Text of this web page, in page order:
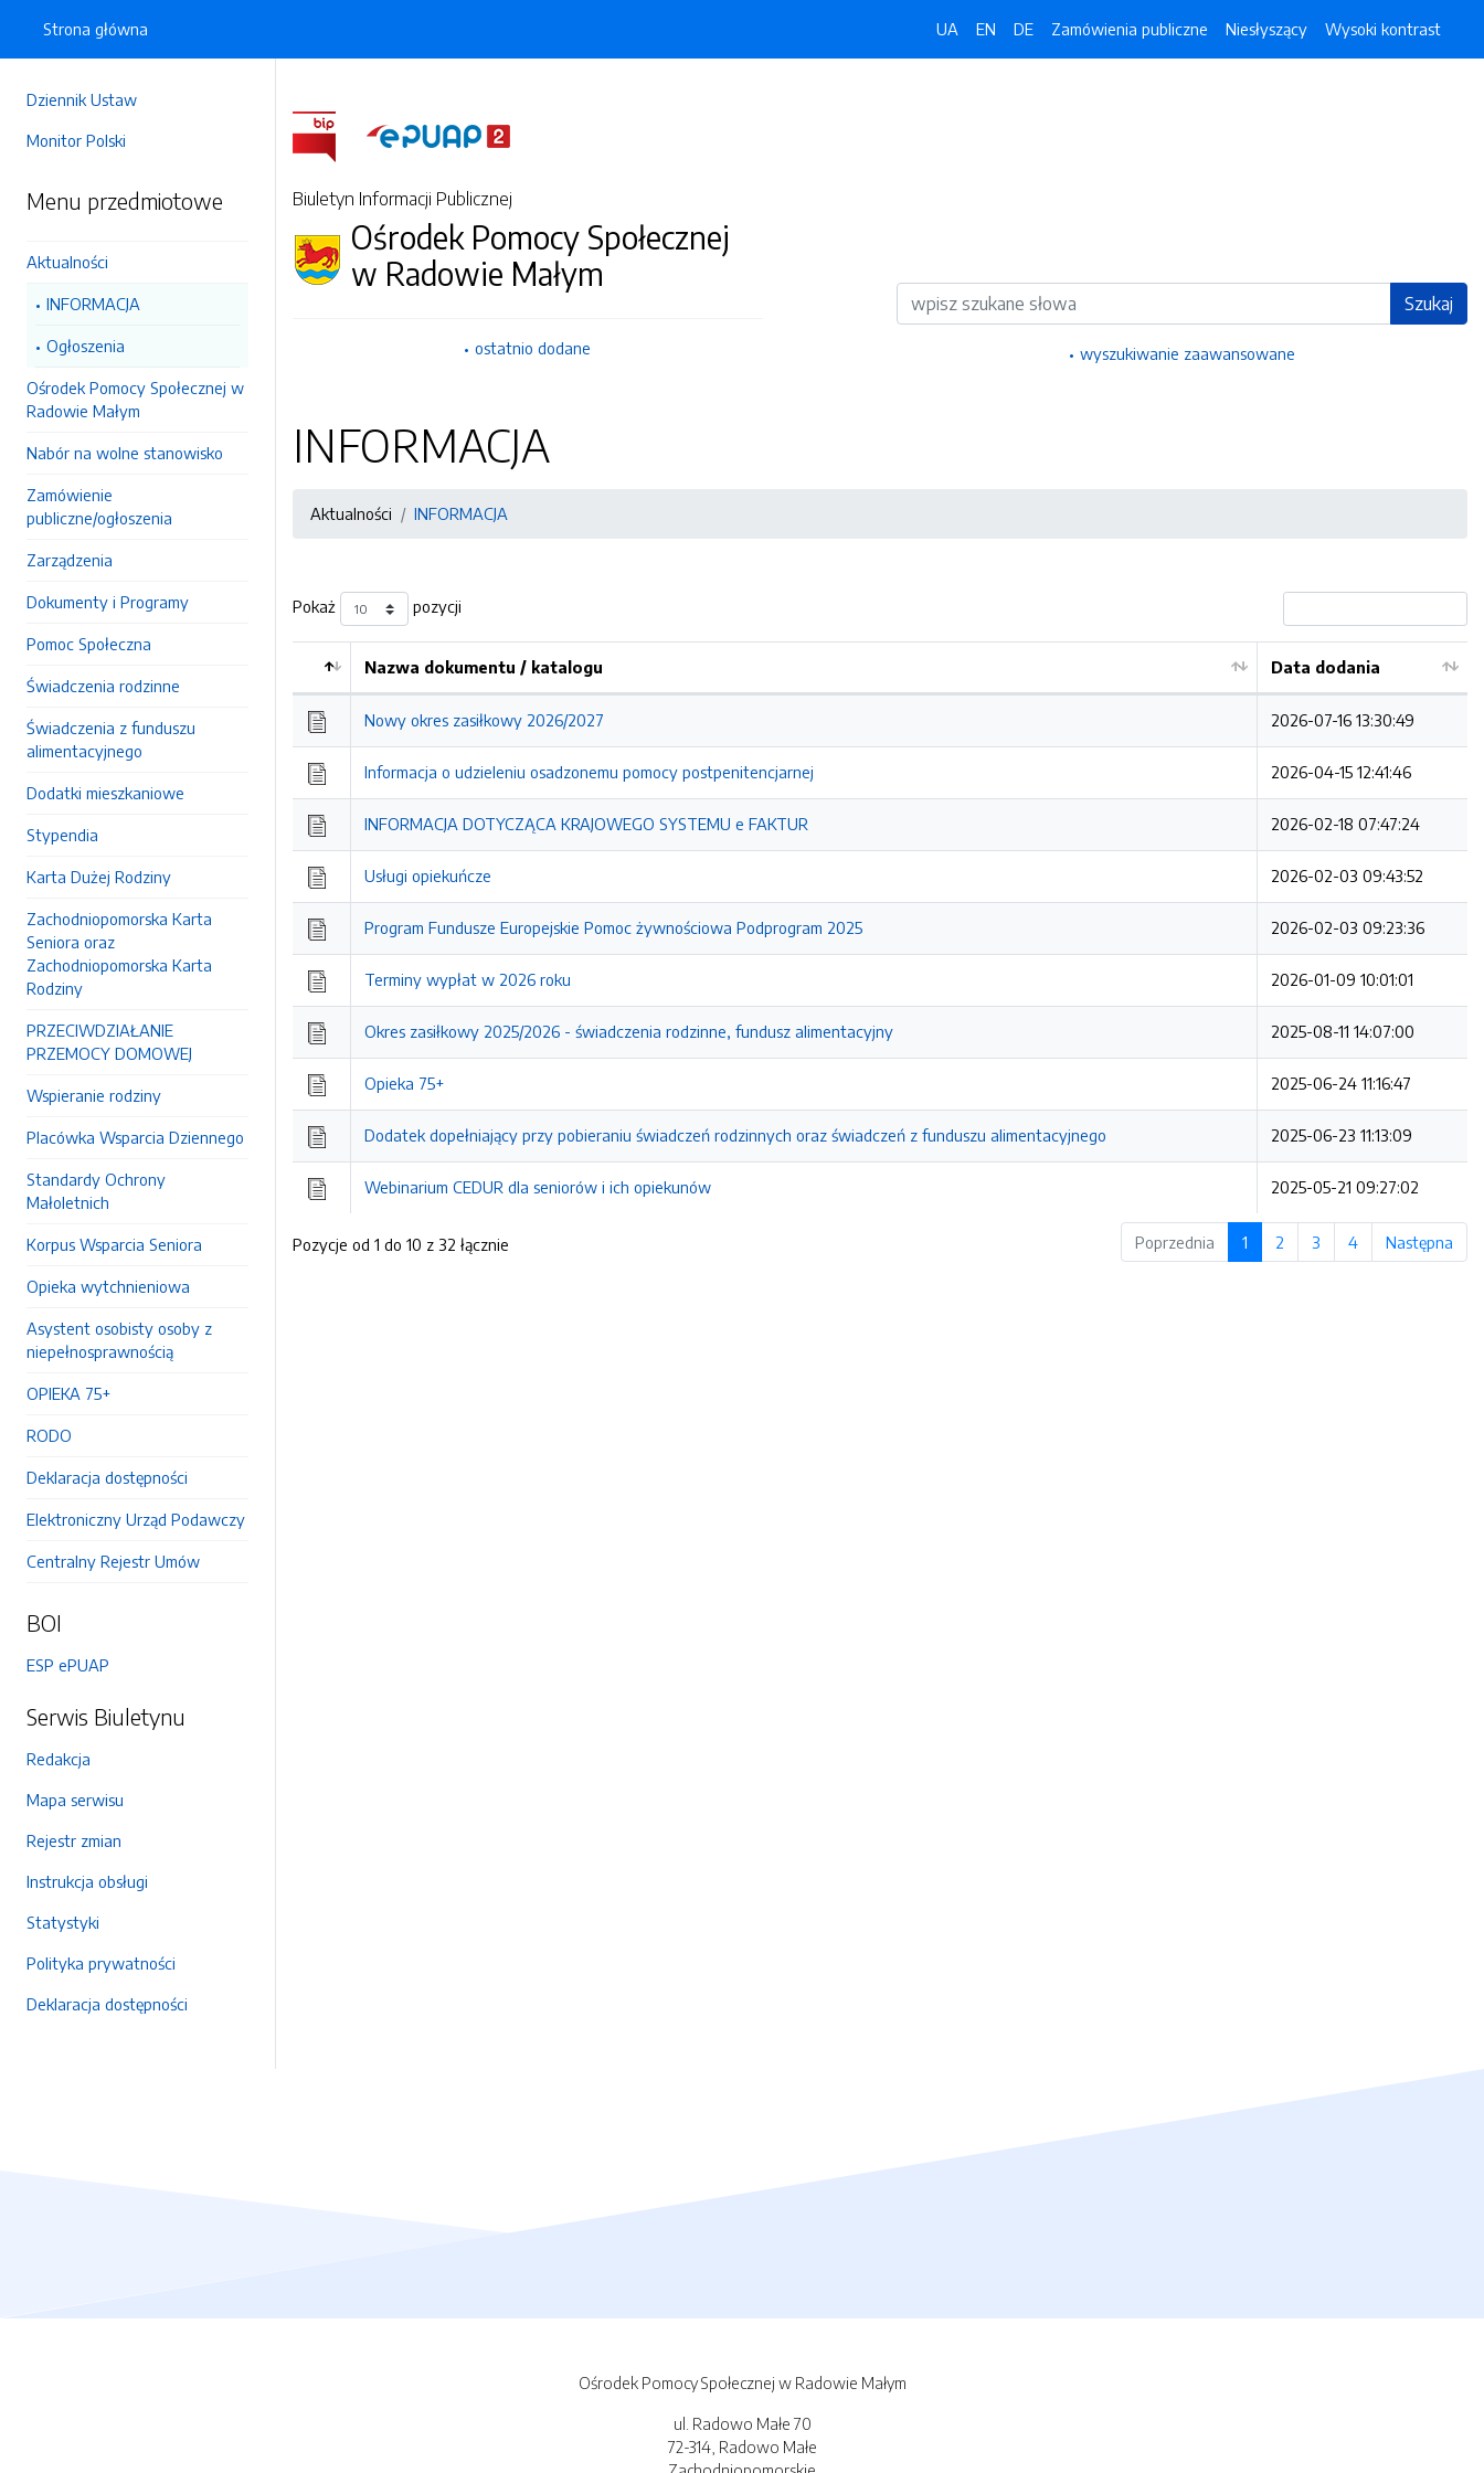
Dziennik Ustaw
Monitor Polski
Menu przedmiotowe
Aktualności
INFORMACJA
Ogłoszenia
Ośrodek Pomocy Społecznej w
Radowie Małym
Nabór na wolne stanowisko
Zamówienie
publiczne/ogłoszenia
Zarządzenia
Dokumenty i Programy
Pomoc Społeczna
Świadczenia rodzinne
Świadczenia z funduszu
alimentacyjnego
Dodatki mieszkaniowe
Stypendia
Karta Dużej Rodziny
Zachodniopomorska Karta
Seniora oraz
Zachodniopomorska Karta
Rodziny
PRZECIWDZIAŁANIE
PRZEMOCY DOMOWEJ
Wspieranie rodziny
Placówka Wsparcia Dziennego
Standardy Ochrony
Małoletnich
Korpus Wsparcia Seniora
Opieka wytchnieniowa
Asystent osobisty osoby z
niepełnosprawnością
OPIEKA 75+
RODO
Deklaracja dostępności
Elektroniczny Urząd Podawczy
Centralny Rejestr Umów
BOI
ESP ePUAP
Serwis Biuletynu
Redakcja
Mapa serwisu
Rejestr zmian
Instrukcja obsługi
Statystyki
Polityka prywatności
Deklaracja dostępności
Strona główna UA EN DE Zamówienia publiczne Niesłyszący Wysoki kontrast
Biuletyn Informacji Publicznej
Ośrodek Pomocy Społecznej
w Radowie Małym
ostatnio dodane
Wyszukiwarka Szukaj
wyszukiwanie zaawansowane
INFORMACJA
Aktualności INFORMACJA
Pokaż pozycji
Kolejność
Nazwa dokumentu / katalogu Data dodania
Nowy okres zasiłkowy 2026/2027 2026-07-16 13:30:49
Informacja o udzieleniu osadzonemu pomocy postpenitencjarnej 2026-04-15 12:41:46
INFORMACJA DOTYCZĄCA KRAJOWEGO SYSTEMU e FAKTUR 2026-02-18 07:47:24
Usługi opiekuńcze 2026-02-03 09:43:52
Program Fundusze Europejskie Pomoc żywnościowa Podprogram 2025 2026-02-03 09:23:36
Terminy wypłat w 2026 roku 2026-01-09 10:01:01
Okres zasiłkowy 2025/2026 - świadczenia rodzinne, fundusz alimentacyjny 2025-08-11 14:07:00
Opieka 75+ 2025-06-24 11:16:47
Dodatek dopełniający przy pobieraniu świadczeń rodzinnych oraz świadczeń z funduszu alimentacyjnego 2025-06-23 11:13:09
Webinarium CEDUR dla seniorów i ich opiekunów 2025-05-21 09:27:02
Pozycje od 1 do 10 z 32 łącznie Poprzednia 1 2 3 4 Następna
Ośrodek Pomocy Społecznej w Radowie Małym
ul. Radowo Małe 70
72-314, Radowo Małe